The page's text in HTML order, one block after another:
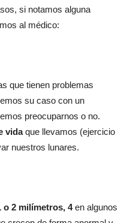
si notamos alguna
al médico:
que tienen problemas
su caso con un
preocuparnos o no.
vidaque llevamos (ejercicio
nuestros lunares.
o 2 milímetros, 4en algunos